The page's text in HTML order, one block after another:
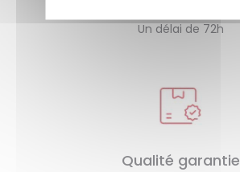
Un délai de 72h
Qualité garantie